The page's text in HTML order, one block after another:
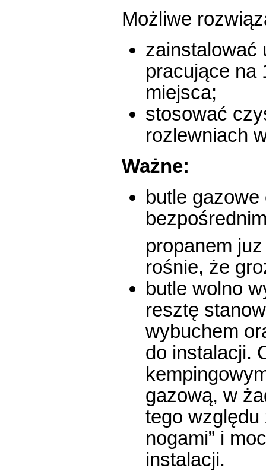
Możliwe
zainstalować
pracujące na
miejsca;
stosować
rozlewniach
Ważne:
butle
propanem
rośnie, że
butle wolno
resztę
wybuchem
do instalacji.
gazową, w
tego
nogami” i
instalacji.